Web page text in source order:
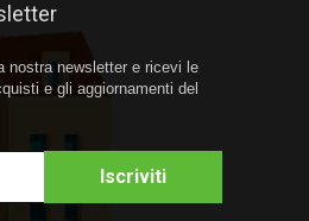
nostra newsletter e ricevi le
e gli aggiornamenti del